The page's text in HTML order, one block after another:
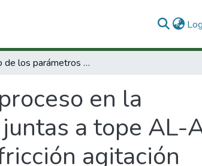
Efecto de los parámetros de proceso en la microestructura y esfuerzo residuales de juntas a tope AL-AL y AL-acero inoxidable por soldadura por fricción agitación SFA.
en la
a tope AL-
agitación